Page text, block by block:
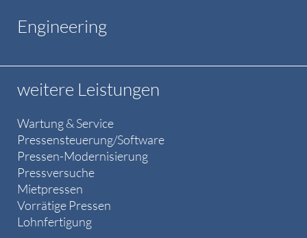
Engineering
weitere Leistungen
Wartung & Service
Pressensteuerung/Software
Pressen-Modernisierung
Pressversuche
Mietpressen
Vorrätige Pressen
Lohnfertigung